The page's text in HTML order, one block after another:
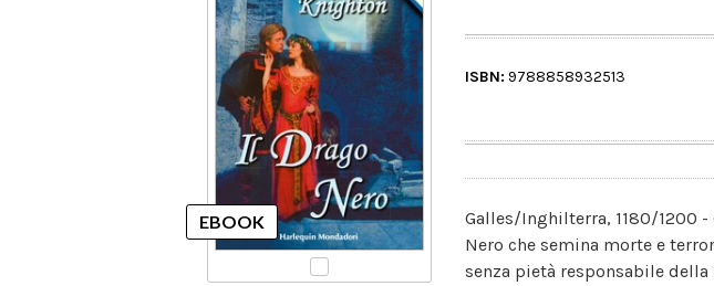
ISBN: 9788858932513
Galles/Inghilterra, 1180/1200
Nero che semina morte e
senza pietà responsabile